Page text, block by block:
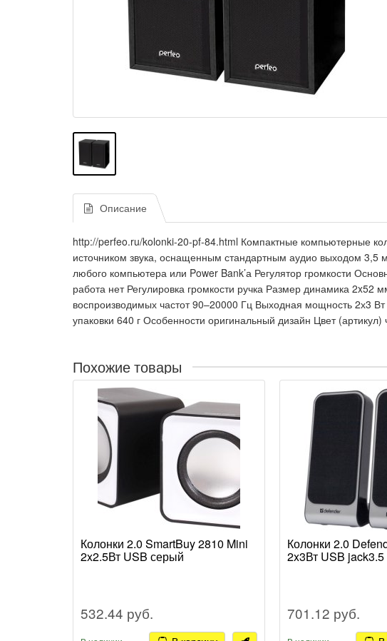
Описание
http://perfeo.ru/kolonki-20-pf-84.html Компактные компьютерные
источником звука, оснащенным стандартным аудио выходом 3,5
любого компьютера или Power Bank’а Регулятор громкости
работа нет Регулировка громкости ручка Размер динамика
воспроизводимых частот 90–20000 Гц Выходная мощность 2х3
упаковки 640 г Особенности оригинальный дизайн Цвет
Похожие товары
Колонки 2.0 SmartBuy 2810 Mini
2x2.5Вт USB серый
532.44 руб.
Колонки 2.0
2x3Вт USB
701.12 руб.